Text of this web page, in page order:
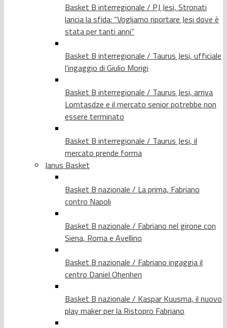
Basket B interregionale / PJ Jesi, Stronati
lancia la sfida: “Vogliamo riportare Jesi dove è
stata per tanti anni”
Basket B interregionale / Taurus Jesi, ufficiale
l’ingaggio di Giulio Morigi
Basket B interregionale / Taurus Jesi, arriva
Lomtasdze e il mercato senior potrebbe non
essere terminato
Basket B interregionale / Taurus Jesi, il
mercato prende forma
Janus Basket
Basket B nazionale / La prima, Fabriano
contro Napoli
Basket B nazionale / Fabriano nel girone con
Siena, Roma e Avellino
Basket B nazionale / Fabriano ingaggia il
centro Daniel Ohenhen
Basket B nazionale / Kaspar Kuusma, il nuovo
play maker per la Ristopro Fabriano